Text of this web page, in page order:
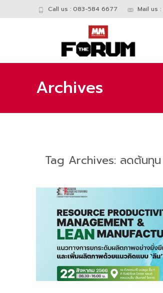
Call us : 083-584 6677 Mail us :
Archives
Tag Archives: ลดต้นทุน